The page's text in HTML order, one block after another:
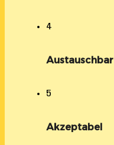
4
Austauschbar
5
Akzeptabel